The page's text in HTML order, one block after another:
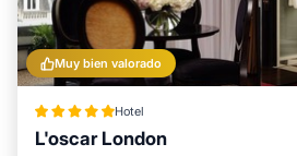
Muy bien valorado
Hotel
L'oscar London